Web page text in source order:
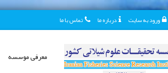
ورود به سایت درباره ما تماس با ما
معرفی موسسه